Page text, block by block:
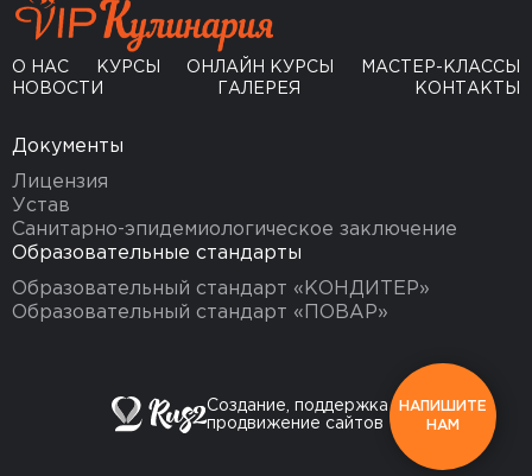
О НАС КУРСЫ ОНЛАЙН КУРСЫ
МАСТЕР-КЛАССЫ
НОВОСТИ
ГАЛЕРЕЯ КОНТАКТЫ
Документы
Лицензия
Устав
Санитарно-эпидемиологическое заключение
Образовательные стандарты
Образовательный стандарт «КОНДИТЕР»
Образовательный стандарт «ПОВАР»
Создание, поддержка и
продвижение сайтов
НАПИШИТЕ
НАМ